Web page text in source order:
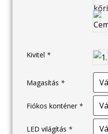
Kivitel *
Magasítás *
Fiókos konténer *
LED világítás *